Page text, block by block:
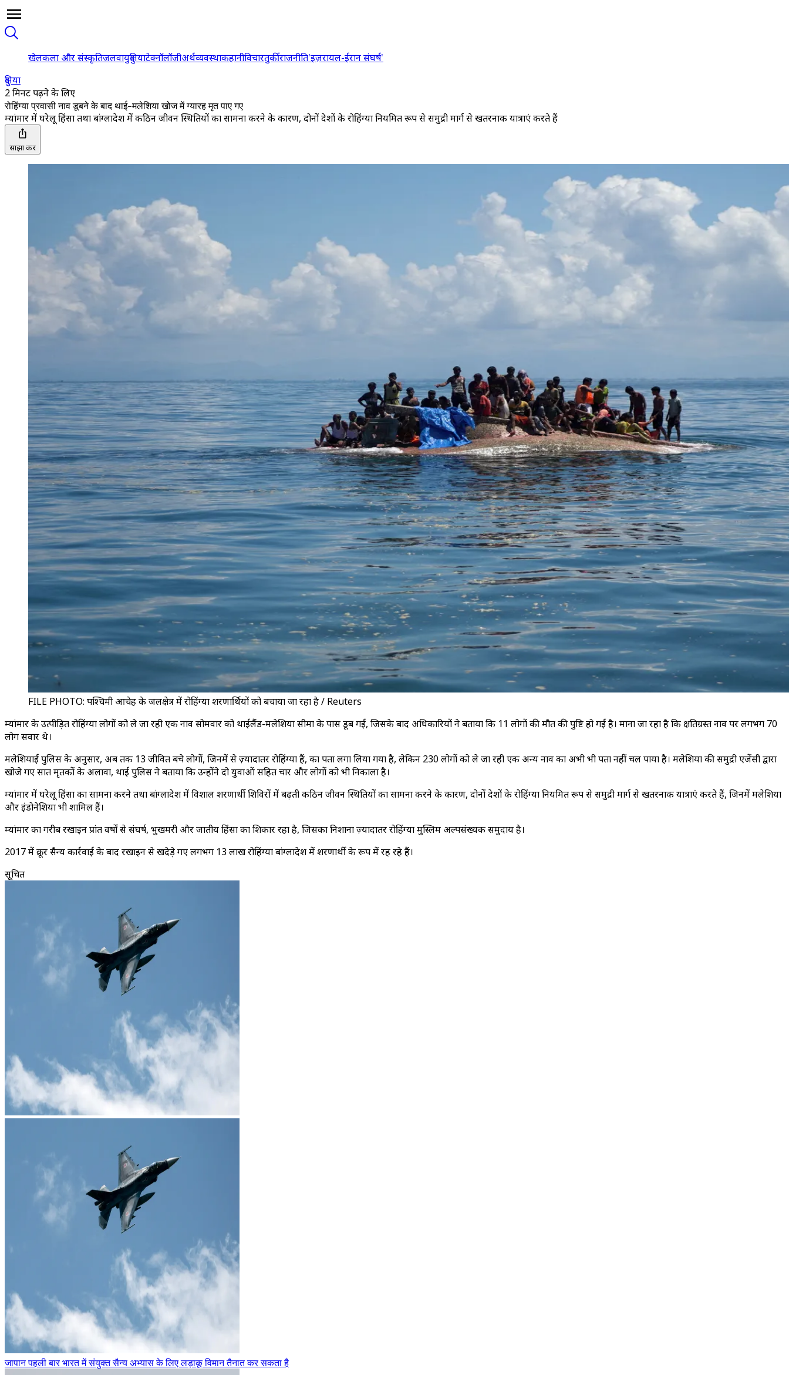
खेलकला और संस्कृतिजलवायुदुनियाटेक्नॉलॉजीअर्थव्यवस्थाकहानीविचारतुर्कीराजनीति'इज़रायल-ईरान संघर्ष'
दुनिया
2 मिनट पढ़ने के लिए
रोहिंग्या प्रवासी नाव डूबने के बाद थाई-मलेशिया खोज में ग्यारह मृत पाए गए
म्यांमार में घरेलू हिंसा तथा बांग्लादेश में कठिन जीवन स्थितियों का सामना करने के कारण, दोनों देशों के रोहिंग्या नियमित रूप से समुद्री मार्ग से खतरनाक यात्राएं करते हैं
साझा करें
FILE PHOTO: पश्चिमी आचेह के जलक्षेत्र में रोहिंग्या शरणार्थियों को बचाया जा रहा है / Reuters
म्यांमार के उत्पीड़ित रोहिंग्या लोगों को ले जा रही एक नाव सोमवार को थाईलैंड-मलेशिया सीमा के पास डूब गई, जिसके बाद अधिकारियों ने बताया कि 11 लोगों की मौत की पुष्टि हो गई है। माना जा रहा है कि क्षतिग्रस्त नाव पर लगभग 70
लोग सवार थे।
मलेशियाई पुलिस के अनुसार, अब तक 13 जीवित बचे लोगों, जिनमें से ज़्यादातर रोहिंग्या हैं, का पता लगा लिया गया है, लेकिन 230 लोगों को ले जा रही एक अन्य नाव का अभी भी पता नहीं चल पाया है। मलेशिया की समुद्री एजेंसी द्वारा
खोजे गए सात मृतकों के अलावा, थाई पुलिस ने बताया कि उन्होंने दो युवाओं सहित चार और लोगों को भी निकाला है।
म्यांमार में घरेलू हिंसा का सामना करने तथा बांग्लादेश में विशाल शरणार्थी शिविरों में बढ़ती कठिन जीवन स्थितियों का सामना करने के कारण, दोनों देशों के रोहिंग्या नियमित रूप से समुद्री मार्ग से खतरनाक यात्राएं करते हैं, जिनमें मलेशिया
और इंडोनेशिया भी शामिल हैं।
म्यांमार का गरीब रखाइन प्रांत वर्षों से संघर्ष, भुखमरी और जातीय हिंसा का शिकार रहा है, जिसका निशाना ज़्यादातर रोहिंग्या मुस्लिम अल्पसंख्यक समुदाय है।
2017 में क्रूर सैन्य कार्रवाई के बाद रखाइन से खदेड़े गए लगभग 13 लाख रोहिंग्या बांग्लादेश में शरणार्थी के रूप में रह रहे हैं।
सूचित
जापान पहली बार भारत में संयुक्त सैन्य अभ्यास के लिए लड़ाकू विमान तैनात कर सकता है